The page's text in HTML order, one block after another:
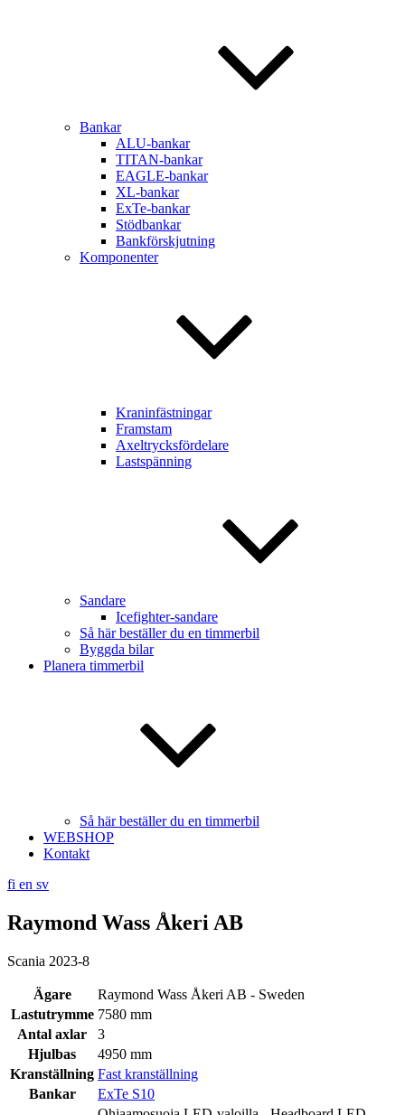
Bankar
ALU-bankar
TITAN-bankar
EAGLE-bankar
XL-bankar
ExTe-bankar
Stödbankar
Bankförskjutning
Komponenter
Kraninfästningar
Framstam
Axeltrycksfördelare
Lastspänning
Sandare
Icefighter-sandare
Så här beställer du en timmerbil
Byggda bilar
Planera timmerbil
Så här beställer du en timmerbil
WEBSHOP
Kontakt
fi en sv
Raymond Wass Åkeri AB
Scania 2023-8
Ägare
Raymond Wass Åkeri AB - Sweden
Lastutrymme 7580 mm
Antal axlar
3
Hjulbas
4950 mm
Kranställning Fast kranställning
Bankar
ExTe S10